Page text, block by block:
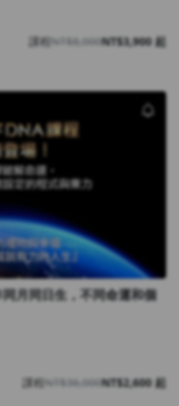
課程NT$8,000NT$3,900 起
月同日生，不同命運和個
課程NT$36,000NT$2,600 起